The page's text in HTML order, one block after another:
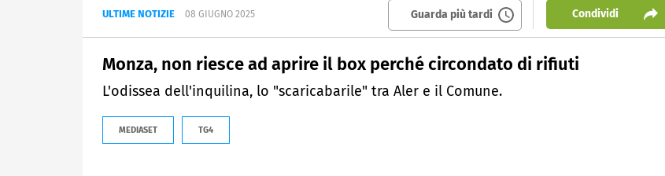
ULTIME NOTIZIE 08 GIUGNO 2025 Guarda più tardi Condividi
Monza, non riesce ad aprire il box perché circondato di rifiuti
L'odissea dell'inquilina, lo "scaricabarile" tra Aler e il Comune.
MEDIASET TG4